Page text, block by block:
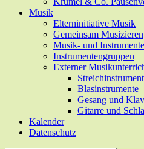
Musik
Elterninitiative Musik
Gemeinsam Musizieren
Musik- und
Instrumentengruppen
Externer
Blasinstrumente
Gesang und
Gitarre und
Kalender
Datenschutz